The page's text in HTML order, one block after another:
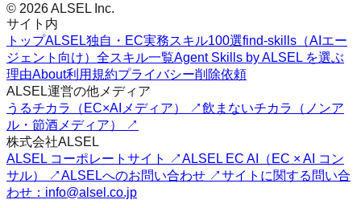
© 2026 ALSEL Inc.
サイト内
トップALSEL独自・EC実務スキル100選find-skills（AIエー
ジェント向け） 全スキル一覧Agent Skills by ALSEL を選ぶ
理由About利用規約プライバシー削除依頼
ALSEL運営の他メディア
うるチカラ（EC×AIメディア） ↗飲まないチカラ（ノンア
ル・節酒メディア） ↗
株式会社ALSEL
ALSEL コーポレートサイト ↗ALSEL EC AI（EC × AI コン
サル） ↗ALSELへのお問い合わせ ↗サイトに関する問い合
わせ：info@alsel.co.jp